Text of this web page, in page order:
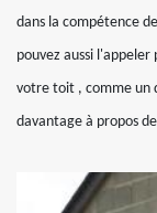
dans la compétence
pouvez aussi
votre toit , comme un
davantage à propos